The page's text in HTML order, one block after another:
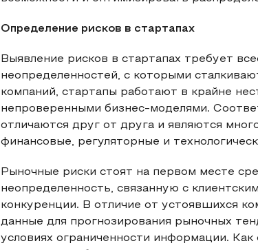
Определение рисков в стартапах
Выявление рисков в стартапах требует
неопределенностей, с которыми
компаний, стартапы работают в крайне
непроверенными бизнес-моделями.
отличаются друг от друга и являются
финансовые, регуляторные и
Рыночные риски стоят на первом месте
неопределенность, связанную с
конкуренции. В отличие от устоявшихся
данные для прогнозирования рыночных
условиях ограниченности информации.